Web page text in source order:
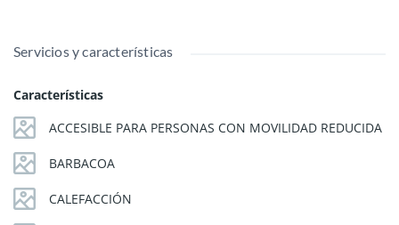
Servicios y características
Características
ACCESIBLE PARA PERSONAS CON MOVILIDAD REDUCIDA
BARBACOA
CALEFACCIÓN